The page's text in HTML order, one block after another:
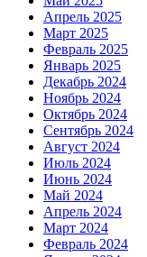
Апрель 2025
Март 2025
Февраль 2025
Январь 2025
Декабрь 2024
Ноябрь 2024
Октябрь 2024
Сентябрь 2024
Август 2024
Июль 2024
Июнь 2024
Май 2024
Апрель 2024
Март 2024
Февраль 2024